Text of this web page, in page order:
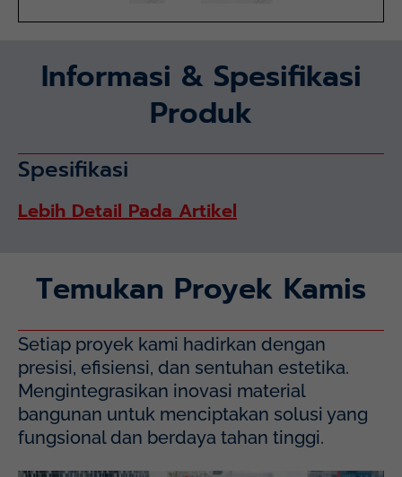
Informasi & Spesifikasi
Produk
Spesifikasi
Lebih Detail Pada Artikel
Temukan Proyek Kamis
Setiap proyek kami hadirkan dengan
presisi, efisiensi, dan sentuhan estetika.
Mengintegrasikan inovasi material
bangunan untuk menciptakan solusi yang
fungsional dan berdaya tahan tinggi.